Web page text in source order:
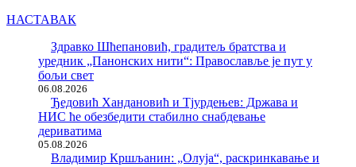
НАСТАВАК
Здравко Шћепановић, градитељ братства и
уредник „Панонских нити“: Православље је пут у
бољи свет
06.08.2026
Ђедовић Хандановић и Тјурдењев: Држава и
НИС ће обезбедити стабилно снабдевање
дериватима
05.08.2026
Владимир Кршљанин: „Олуја“, раскринкавање и